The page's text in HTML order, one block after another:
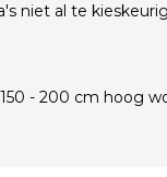
niet al te
- 200 cm hoog